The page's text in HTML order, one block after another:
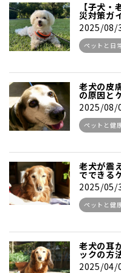
【子犬
災対策ガ
2025/08/
ペットと日
老犬の皮
の原因と
2025/08/
ペットと健
老犬が震
でできる
2025/05/
ペットと健
老犬の耳
ックの方
2025/04/